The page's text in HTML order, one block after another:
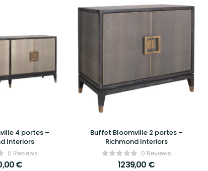
4 portes –
Interiors
0 Reviews
€
Buffet Bloomville 2 portes –
Richmond Interiors
0 Reviews
1239,00 €